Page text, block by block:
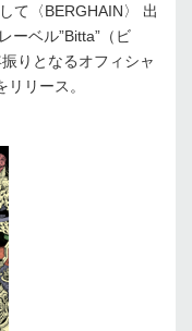
て〈BERGHAIN〉 出
ーベル”Bitta”（ビ
りとなるオフィシャ
リース。